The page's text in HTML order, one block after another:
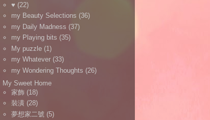
♥ (22)
my Beauty Selections (36)
my Daily Madness (37)
my Playing bits (35)
My puzzle (1)
my Whatever (33)
my Wondering Thoughts (26)
My Sweet Home
家飾 (18)
裝潢 (28)
夢想家二號 (5)